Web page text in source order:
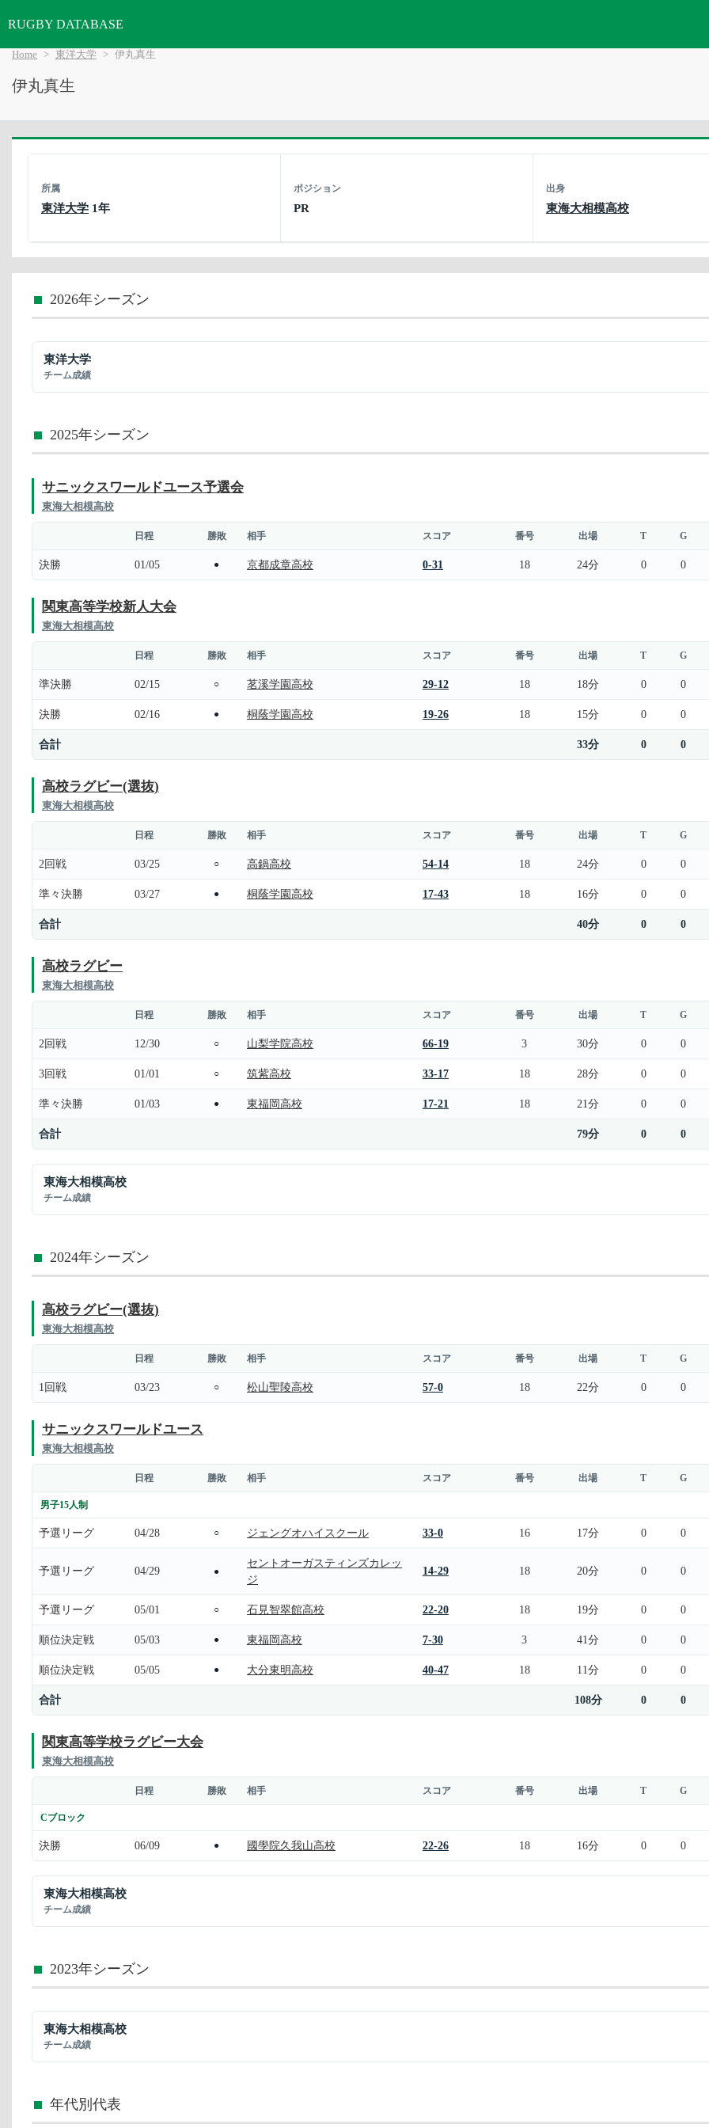
RUGBY DATABASE
Home 東洋大学 伊丸真生
伊丸真生
所属
東洋大学 1年
ポジション
PR
出身
東海大相模高校
2026年シーズン
東洋大学
チーム成績
2025年シーズン
サニックスワールドユース予選会
東海大相模高校
日程 勝敗 相手 スコア 番号 出場 T G
決勝 01/05 ● 京都成章高校 0-31 18 24分 0 0
関東高等学校新人大会
東海大相模高校
日程 勝敗 相手 スコア 番号 出場 T G
準決勝 02/15 ○ 茗溪学園高校 29-12 18 18分 0 0
決勝 02/16 ● 桐蔭学園高校 19-26 18 15分 0 0
合計 33分 0 0
高校ラグビー(選抜)
東海大相模高校
日程 勝敗 相手 スコア 番号 出場 T G
2回戦 03/25 ○ 高鍋高校 54-14 18 24分 0 0
準々決勝 03/27 ● 桐蔭学園高校 17-43 18 16分 0 0
合計 40分 0 0
高校ラグビー
東海大相模高校
日程 勝敗 相手 スコア 番号 出場 T G
2回戦 12/30 ○ 山梨学院高校 66-19 3 30分 0 0
3回戦 01/01 ○ 筑紫高校 33-17 18 28分 0 0
準々決勝 01/03 ● 東福岡高校 17-21 18 21分 0 0
合計 79分 0 0
東海大相模高校
チーム成績
2024年シーズン
高校ラグビー(選抜)
東海大相模高校
日程 勝敗 相手 スコア 番号 出場 T G
1回戦 03/23 ○ 松山聖陵高校 57-0 18 22分 0 0
サニックスワールドユース
東海大相模高校
日程 勝敗 相手 スコア 番号 出場 T G
男子15人制
予選リーグ 04/28 ○ ジェングオハイスクール 33-0 16 17分 0 0
予選リーグ 04/29 ●
セントオーガスティンズカレッ
ジ
14-29 18 20分 0 0
予選リーグ 05/01 ○ 石見智翠館高校 22-20 18 19分 0 0
順位決定戦 05/03 ● 東福岡高校 7-30 3 41分 0 0
順位決定戦 05/05 ● 大分東明高校 40-47 18 11分 0 0
合計 108分 0 0
関東高等学校ラグビー大会
東海大相模高校
日程 勝敗 相手 スコア 番号 出場 T G
Cブロック
決勝 06/09 ● 國學院久我山高校 22-26 18 16分 0 0
東海大相模高校
チーム成績
2023年シーズン
東海大相模高校
チーム成績
年代別代表